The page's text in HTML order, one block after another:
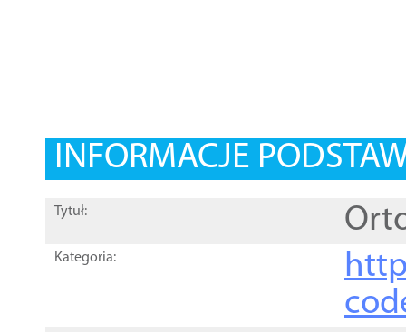
INFORMACJE
Tytuł:
Kategoria: